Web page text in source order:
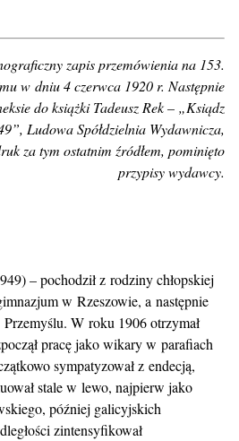
zapis przemówienia na 153.
w dniu 4 czerwca 1920 r. Następnie
do książki Tadeusz Rek – „Ksiądz
Ludowa Spółdzielnia Wydawnicza,
za tym ostatnim źródłem, pominięto
przypisy wydawcy.
– pochodził z rodziny chłopskiej
w Rzeszowie, a następnie
W roku 1906 otrzymał
pracę jako wikary w parafiach
sympatyzował z endecją,
stale w lewo, najpierw jako
później galicyjskich
zintensyfikował